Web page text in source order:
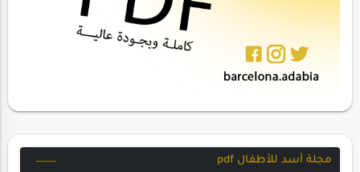
مجلة أسد للأطفال pdf